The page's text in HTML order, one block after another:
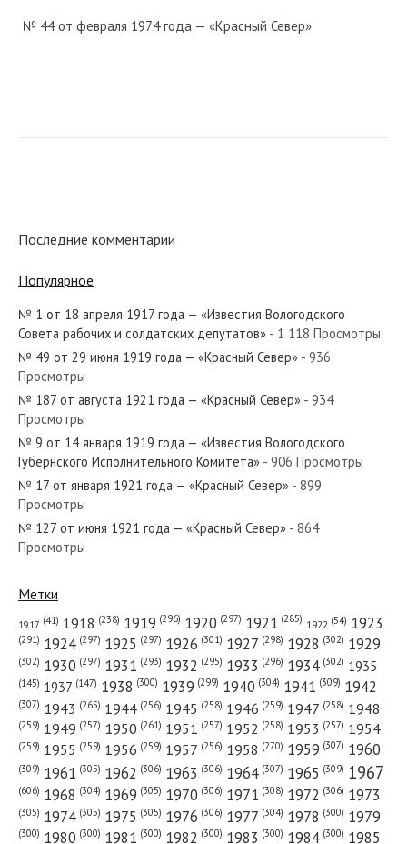
№ 44 от февраля 1974 года — «Красный Север»
№ 18 от января 1977 года — «Красный Север»
№ 5 от января 1947 года — «Красный Север»
№ 173 от июля 1972 года — «Красный Север»
№ 230 от октября 1929 года — «Красный Север»
№ 16 от января 1962 года — «Красный Север»
Последние комментарии
Популярное
№ 1 от 18 апреля 1917 года — «Известия Вологодского
Совета рабочих и солдатских депутатов» - 1 118 Просмотры
№ 49 от 29 июня 1919 года — «Красный Север» - 936
Просмотры
№ 187 от августа 1921 года — «Красный Север» - 934
Просмотры
№ 9 от 14 января 1919 года — «Известия Вологодского
Губернского Исполнительного Комитета» - 906 Просмотры
№ 17 от января 1921 года — «Красный Север» - 899
Просмотры
№ 127 от июня 1921 года — «Красный Север» - 864
Просмотры
Метки
1917 (41) 1918 (238) 1919 (296) 1920 (297) 1921 (285) 1922 (54) 1923
(291) 1924 (297) 1925 (297) 1926 (301) 1927 (298) 1928 (302) 1929
(302) 1930 (297) 1931 (293) 1932 (295) 1933 (296) 1934 (302) 1935
(145) 1937 (147) 1938 (300) 1939 (299) 1940 (304) 1941 (309) 1942
(307) 1943 (265) 1944 (256) 1945 (258) 1946 (259) 1947 (258) 1948
(259) 1949 (257) 1950 (261) 1951 (257) 1952 (258) 1953 (257) 1954
(259) 1955 (259) 1956 (259) 1957 (256) 1958 (270) 1959 (307) 1960
(309) 1961 (305) 1962 (306) 1963 (306) 1964 (307) 1965 (309) 1967
(606) 1968 (304) 1969 (305) 1970 (306) 1971 (308) 1972 (306) 1973
(305) 1974 (305) 1975 (305) 1976 (306) 1977 (304) 1978 (300) 1979
(300) 1980 (300) 1981 (300) 1982 (300) 1983 (300) 1984 (300) 1985